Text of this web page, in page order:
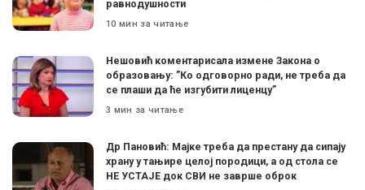
равнодушности
10 мин за читање
Нешовић коментарисала измене Закона о
образовању: ”Ко одговорно ради, не треба да
се плаши да ће изгубити лиценцу”
3 мин за читање
Др Пановић: Мајке треба да престану да сипају
храну у тањире целој породици, а од стола се
НЕ УСТАЈЕ док СВИ не заврше оброк